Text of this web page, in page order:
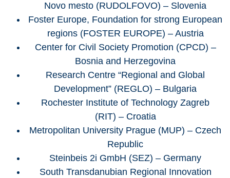
Novo mesto (RUDOLFOVO) – Slovenia
Foster Europe, Foundation for strong European
regions (FOSTER EUROPE) – Austria
Center for Civil Society Promotion (CPCD) –
Bosnia and Herzegovina
Research Centre “Regional and Global
Development” (REGLO) – Bulgaria
Rochester Institute of Technology Zagreb
(RIT) – Croatia
Metropolitan University Prague (MUP) – Czech
Republic
Steinbeis 2i GmbH (SEZ) – Germany
South Transdanubian Regional Innovation